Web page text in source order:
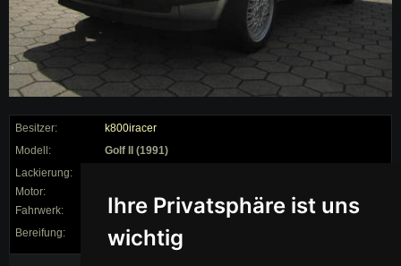
Ihre Privatsphäre ist uns
wichtig
Besitzer:
k800iracer
Modell:
Golf II (1991)
Lackierung:
Motor:
Fahrwerk:
0/0 ()
Bereifung:
/ auf 0"